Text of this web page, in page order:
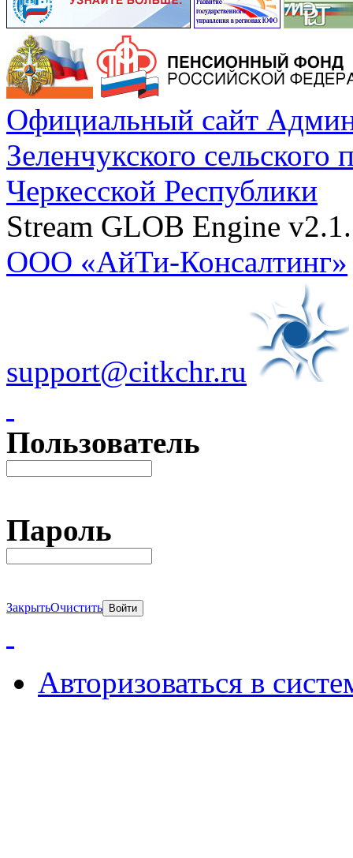
Официальный сайт
Зеленчукского сельского
Черкесской Республики
Stream GLOB Engine v2.1.
ООО «АйТи-Консалтинг»
support@citkchr.ru
Пользователь
Пароль
ЗакрытьОчистить
Авторизоваться в